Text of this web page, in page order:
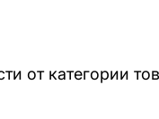
от категории